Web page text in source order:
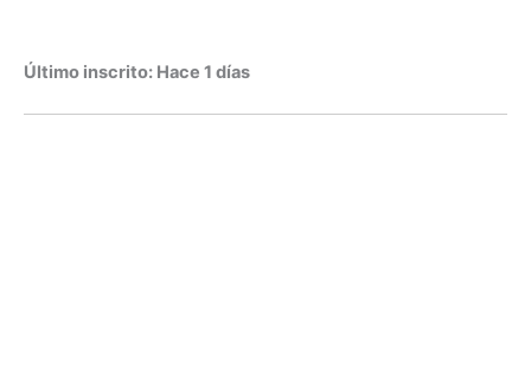
Último inscrito: Hace 1 días